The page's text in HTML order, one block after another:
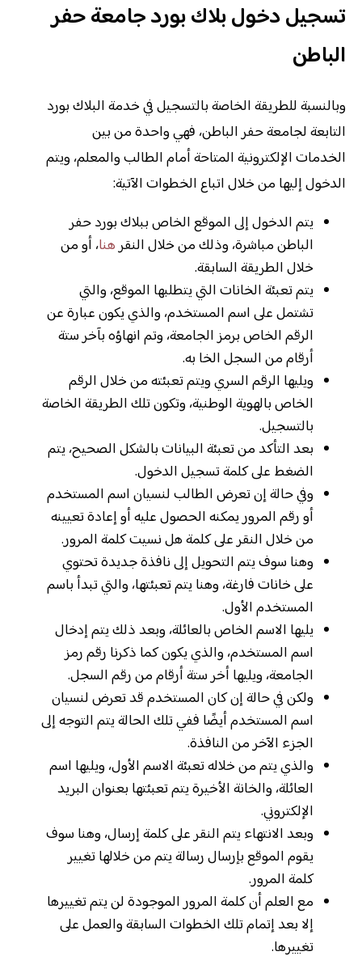
تسجيل دخول بلاك بورد جامعة حفر
الباطن
وبالنسبة للطريقة الخاصة بالتسجيل في خدمة البلاك بورد
التابعة لجامعة حفر الباطن، فهي واحدة من بين
الخدمات الإلكترونية المتاحة أمام الطالب والمعلم، ويتم
الدخول إليها من خلال اتباع الخطوات الآتية:
يتم الدخول إلى الموقع الخاص ببلاك بورد حفر
الباطن مباشرة، وذلك من خلال النقرهنا، أو من
خلال الطريقة السابقة.
يتم تعبئة الخانات التي يتطلبها الموقع، والتي
تشتمل على اسم المستخدم، والذي يكون عبارة عن
الرقم الخاص برمز الجامعة، وتم انهاؤه بآخر ستة
أرقام من السجل الخا به.
ويليها الرقم السري ويتم تعبئته من خلال الرقم
الخاص بالهوية الوطنية، وتكون تلك الطريقة الخاصة
بالتسجيل.
بعد التأكد من تعبئة البيانات بالشكل الصحيح، يتم
الضغط على كلمة تسجيل الدخول.
وفي حالة إن تعرض الطالب لنسيان اسم المستخدم
أو رقم المرور يمكنه الحصول عليه أو إعادة تعيينه
من خلال النقر على كلمة هل نسيت كلمة المرور.
وهنا سوف يتم التحويل إلى نافذة جديدة تحتوي
على خانات فارغة، وهنا يتم تعبئتها، والتي تبدأ باسم
المستخدم الأول.
يليها الاسم الخاص بالعائلة، وبعد ذلك يتم إدخال
اسم المستخدم، والذي يكون كما ذكرنا رقم رمز
الجامعة، ويليها أخر ستة أرقام من رقم السجل.
ولكن في حالة إن كان المستخدم قد تعرض لنسيان
اسم المستخدم أيضًا ففي تلك الحالة يتم التوجه إلى
الجزء الآخر من النافذة.
والذي يتم من خلاله تعبئة الاسم الأول، ويليها اسم
العائلة، والخانة الأخيرة يتم تعبئتها بعنوان البريد
الإلكتروني.
وبعد الانتهاء يتم النقر على كلمة إرسال، وهنا سوف
يقوم الموقع بإرسال رسالة يتم من خلالها تغيير
كلمة المرور.
مع العلم أن كلمة المرور الموجودة لن يتم تغييرها
إلا بعد إتمام تلك الخطوات السابقة والعمل على
تغييرها.